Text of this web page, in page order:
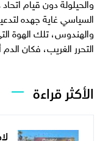
السياسي غاية جهده
والهندوس، تلك الهوة
التحرر الغريب، فكان
الأكثر قراءة